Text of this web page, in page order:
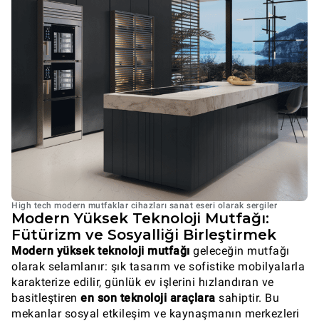
High tech modern mutfaklar cihazları sanat eseri olarak sergiler
Modern Yüksek Teknoloji Mutfağı:
Fütürizm ve Sosyalliği Birleştirmek
Modern yüksek teknoloji mutfağı geleceğin mutfağı
olarak selamlanır: şık tasarım ve sofistike mobilyalarla
karakterize edilir, günlük ev işlerini hızlandıran ve
basitleştiren en son teknoloji araçlara sahiptir. Bu
mekanlar sosyal etkileşim ve kaynaşmanın merkezleri